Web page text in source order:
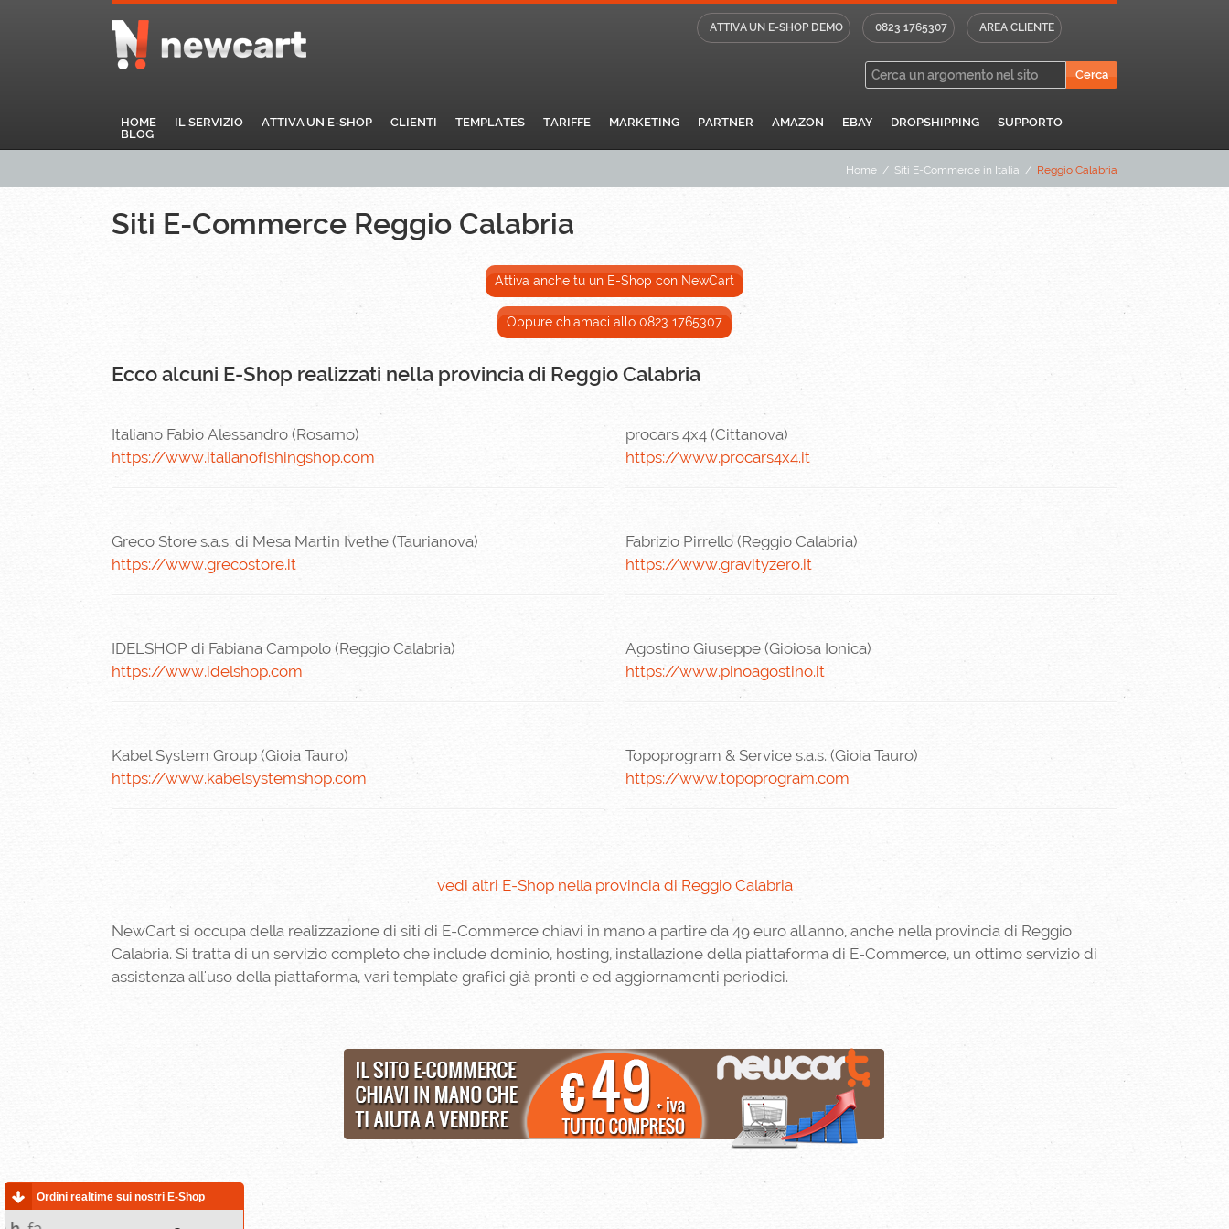
ATTIVA UN E-SHOP DEMO 0823 1765307 AREA CLIENTE
HOME IL SERVIZIO ATTIVA UN E-SHOP CLIENTI TEMPLATES TARIFFE MARKETING PARTNER AMAZON EBAY DROPSHIPPING
SUPPORTO
BLOG
Home / Siti E-Commerce in Italia / Reggio Calabria
Siti E-Commerce Reggio Calabria
Attiva anche tu un E-Shop con NewCart
Oppure chiamaci allo 0823 1765307
Ecco alcuni E-Shop realizzati nella provincia di Reggio Calabria
Italiano Fabio Alessandro (Rosarno)
https://www.italianofishingshop.com
procars 4x4 (Cittanova)
https://www.procars4x4.it
Greco Store s.a.s. di Mesa Martin Ivethe (Taurianova)
https://www.grecostore.it
Fabrizio Pirrello (Reggio Calabria)
https://www.gravityzero.it
IDELSHOP di Fabiana Campolo (Reggio Calabria)
https://www.idelshop.com
Agostino Giuseppe (Gioiosa Ionica)
https://www.pinoagostino.it
Kabel System Group (Gioia Tauro)
https://www.kabelsystemshop.com
Topoprogram & Service s.a.s. (Gioia Tauro)
https://www.topoprogram.com
vedi altri E-Shop nella provincia di Reggio Calabria
NewCart si occupa della realizzazione di siti di E-Commerce chiavi in mano a partire da 49 euro all'anno, anche nella provincia di Reggio
Calabria. Si tratta di un servizio completo che include dominio, hosting, installazione della piattaforma di E-Commerce, un ottimo servizio di
assistenza all'uso della piattaforma, vari template grafici già pronti e ed aggiornamenti periodici.
Ordini realtime sui nostri E-Shop